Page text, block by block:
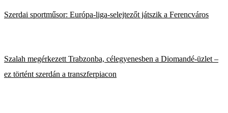
Szerdai sportműsor: Európa-liga-selejtezőt játszik a Ferencváros
Szalah megérkezett Trabzonba, célegyenesben a Diomandé-üzlet –
ez történt szerdán a transzferpiacon